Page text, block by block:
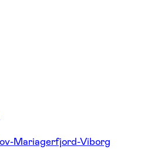
Mariagerfjord-Viborg